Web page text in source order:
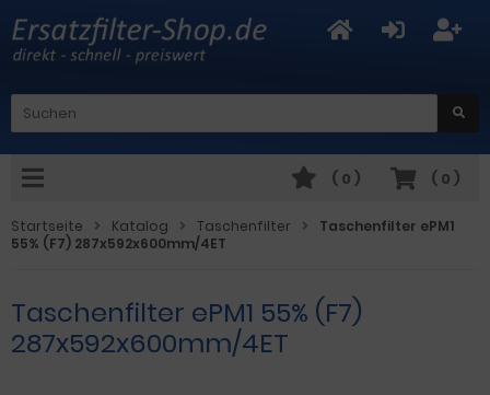
( 0 )
( 0 )
Startseite Katalog Taschenfilter
Taschenfilter ePM1
55% (F7) 287x592x600mm/4ET
Taschenfilter ePM1 55% (F7)
287x592x600mm/4ET